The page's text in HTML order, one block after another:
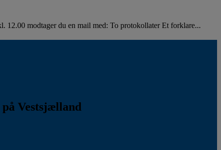
12.00 modtager du en mail med: To protokollater Et forklare...
Vestsjælland